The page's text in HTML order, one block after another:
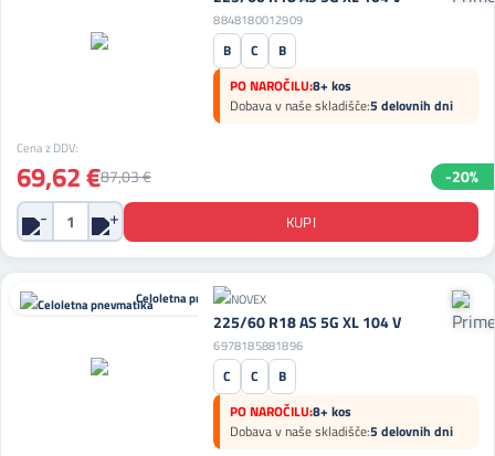
8848180012909
B C
B
PO NAROČILU:8+ kos
Dobava v naše skladišče:5 delovnih dni
Cena z DDV:
69,62 €87,03 € -20%
Celoletna pnevmatika
225/60 R18 AS 5G XL 104 V
6978185881896
C C
B
PO NAROČILU:8+ kos
Dobava v naše skladišče:5 delovnih dni